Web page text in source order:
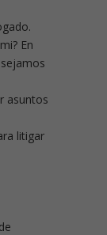
En
asuntos
litigar